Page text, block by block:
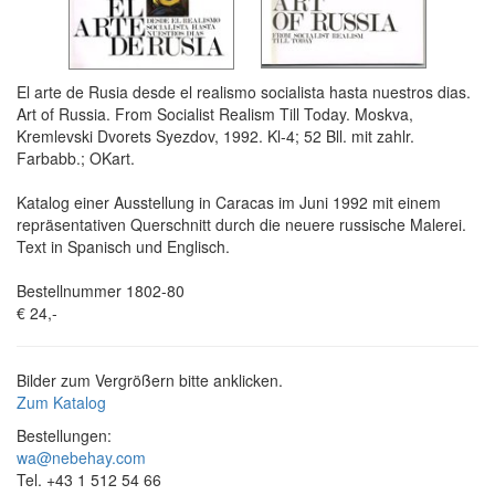
El arte de Rusia desde el realismo socialista hasta nuestros dias.
Art of Russia. From Socialist Realism Till Today. Moskva,
Kremlevski Dvorets Syezdov, 1992. Kl-4; 52 Bll. mit zahlr.
Farbabb.; OKart.
Katalog einer Ausstellung in Caracas im Juni 1992 mit einem
repräsentativen Querschnitt durch die neuere russische Malerei.
Text in Spanisch und Englisch.
Bestellnummer 1802-80
€ 24,-
Bilder zum Vergrößern bitte anklicken.
Zum Katalog
Bestellungen:
wa@nebehay.com
Tel. +43 1 512 54 66